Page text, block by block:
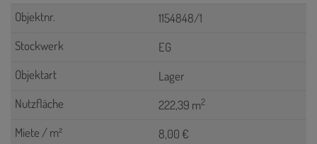
1154848/1
EG
Lager
222,39 m2
8,00 €